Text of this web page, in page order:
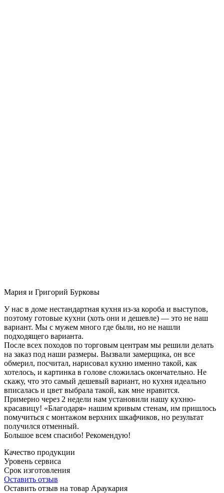
Мария и Григорий Бурковы
У нас в доме нестандартная кухня из-за короба и выступов,
поэтому готовые кухни (хоть они и дешевле) — это не наш
вариант. Мы с мужем много где были, но не нашли
подходящего варианта.
После всех походов по торговым центрам мы решили делать
на заказ под наши размеры. Вызвали замерщика, он все
обмерил, посчитал, нарисовал кухню именно такой, как
хотелось, и картинка в голове сложилась окончательно. Не
скажу, что это самый дешевый вариант, но кухня идеально
вписалась и цвет выбрала такой, как мне нравится.
Примерно через 2 недели нам установили нашу кухню-
красавицу! «Благодаря» нашим кривым стенам, им пришлось
помучиться с монтажом верхних шкафчиков, но результат
получился отменный.
Большое всем спасибо! Рекомендую!
Качество продукции
Уровень сервиса
Срок изготовления
Оставить отзыв
Оставить отзыв на товар Араукария